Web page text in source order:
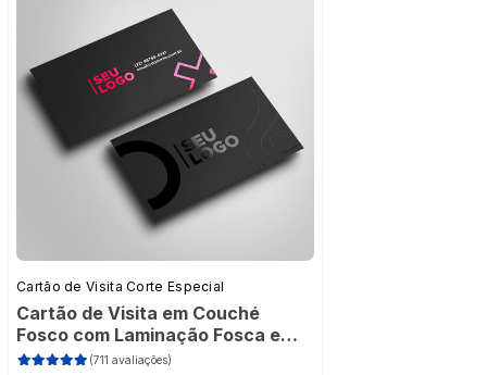
Cartão de Visita Corte Especial
Cartão de Visita em Couché
Fosco com Laminação Fosca e
Verniz Localizado
(711 avaliações)